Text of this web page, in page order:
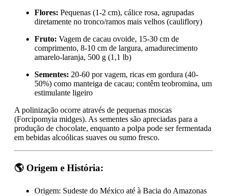
Flores: Pequenas (1-2 cm), cálice rosa, agrupadas
diretamente no tronco/ramos mais velhos (cauliflory)
Fruto: Vagem de cacau ovoide, 15-30 cm de
comprimento, 8-10 cm de largura, amadurecimento
amarelo-laranja, 500 g (1,1 lb)
Sementes: 20-60 por vagem, ricas em gordura (40-
50%) como manteiga de cacau; contêm teobromina, um
estimulante ligeiro
A polinização ocorre através de pequenas moscas
(Forcipomyia midges). As sementes são apreciadas para a
produção de chocolate, enquanto a polpa pode ser fermentada
em bebidas alcoólicas suaves ou sumo fresco.
🌎 Origem e História:
Origem: Sudeste do México até à Bacia do Amazonas